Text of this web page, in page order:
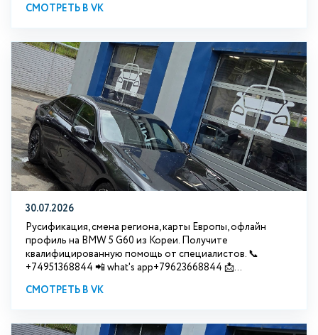
СМОТРЕТЬ В VK
30.07.2026
Русификация, смена региона, карты Европы, офлайн
профиль на BMW 5 G60 из Кореи. Получите
квалифицированную помощь от специалистов. 📞
+74951368844 📲 what's app+79623668844 📩...
СМОТРЕТЬ В VK